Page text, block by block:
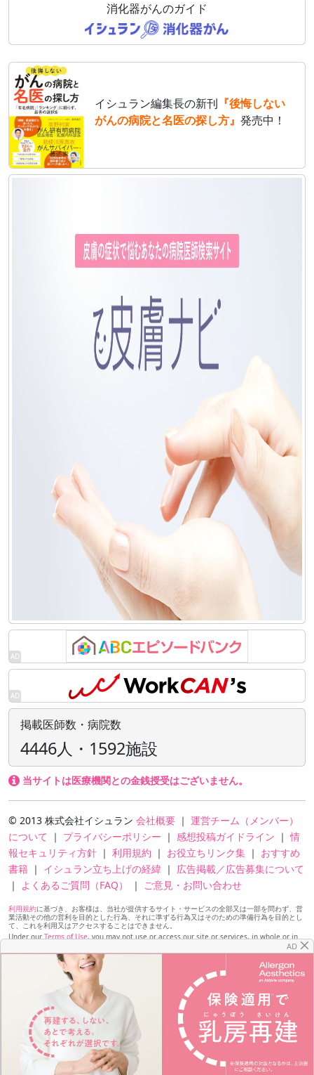
消化器がんのガイド
イシュラン編集長の新刊
『後悔しない
がんの病院と名医の探し方』 発売中！
掲載医師数・病院数
4446人・1592施設
当サイトは医療機関との金銭授受はございません。
© 2013 株式会社イシュラン 会社概要 ｜ 運営チーム（メンバー）
について
｜ プライバシーポリシー ｜ 感想投稿ガイドライン ｜情
報セキュリティ方針 ｜ 利用規約 ｜ お役立ちリンク集 ｜ おすすめ
書籍 ｜ イシュラン立ち上げの経緯 ｜ 広告掲載／広告募集について
｜
よくあるご質問（FAQ） ｜ ご意見・お問い合わせ
利用規約に基づき、お客様は、当社が提供するサイト・サービスの全部又は一部を問わず、営
業活動その他の営利を目的とした行為、それに準ずる行為又はそのための準備行為を目的とし
て、これを利用又はアクセスすることはできません。
Under our Terms of Use, you may not use or access our site or services, in whole or in
part, for the purpose of sales or other commercial activities, comparable activities, or
preparation for any of the foregoing.
AD